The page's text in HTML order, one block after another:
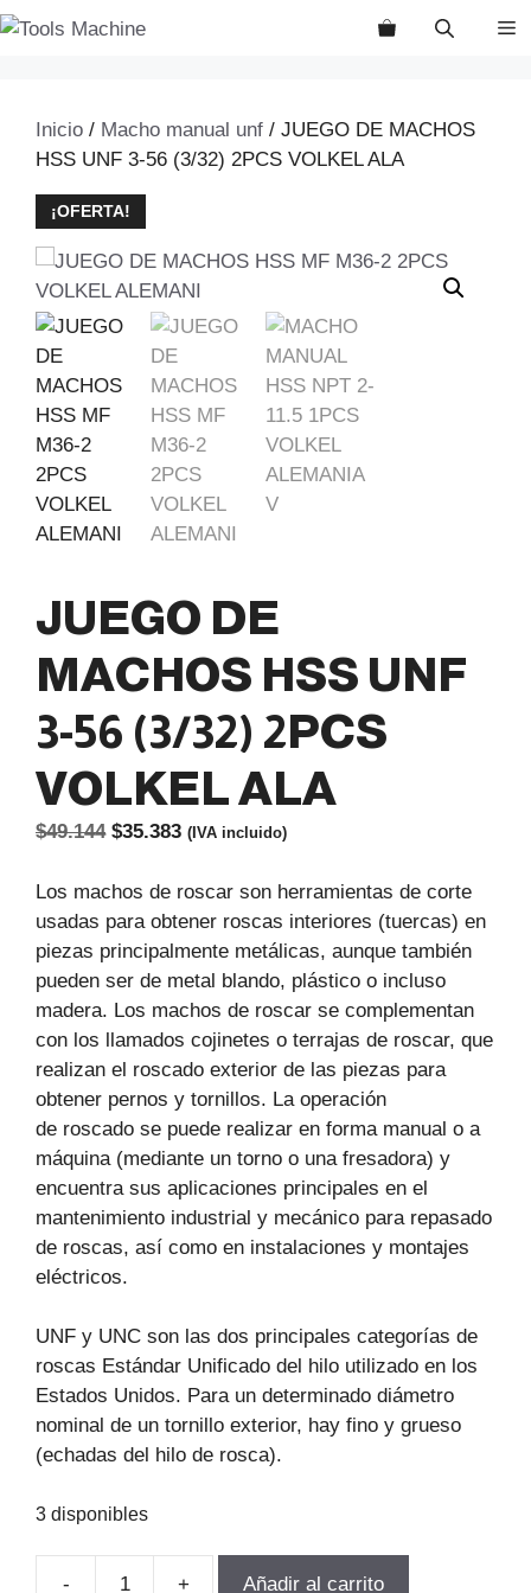
Saltar
Inicio / Macho manual unf / JUEGO DE MACHOS
HSS UNF 3-56 (3/32) 2PCS VOLKEL ALA
¡OFERTA!
JUEGO DE
MACHOS HSS UNF
3-56 (3/32) 2PCS
VOLKEL ALA
$49.144 El
original
era:
$49.144.
$35.383El
actual
es:
$35.383.
(IVA incluido)
Los machos de roscar son herramientas de corte
usadas para obtener roscas interiores (tuercas) en
piezas principalmente metálicas, aunque también
pueden ser de metal blando, plástico o incluso
madera. Los machos de roscar se complementan
con los llamados cojinetes o terrajas de roscar, que
realizan el roscado exterior de las piezas para
obtener pernos y tornillos. La operación
de roscado se puede realizar en forma manual o a
máquina (mediante un torno o una fresadora) y
encuentra sus aplicaciones principales en el
mantenimiento industrial y mecánico para repasado
de roscas, así como en instalaciones y montajes
eléctricos.
UNF y UNC son las dos principales categorías de
roscas Estándar Unificado del hilo utilizado en los
Estados Unidos. Para un determinado diámetro
nominal de un tornillo exterior, hay fino y grueso
(echadas del hilo de rosca).
3 disponibles
- + Añadir al carrito